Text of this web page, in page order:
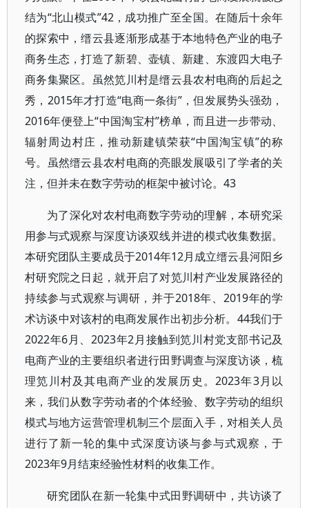
结为“北山模式”42，成功推广至全国。在随后十余年
的探索中，缙云县逐渐形成基于本地特色产业的电子
商务生态，打造了新碧、壶镇、新建、东渡四大电子
商务集聚区。虽然笕川村是缙云县农村电商的后起之
秀，2015年才打造“电商一条街”，但发展势头强劲，
2016年便登上“中国淘宝村”榜单，而且进一步带动、
辐射周边村庄，推动新建镇荣获“中国淘宝镇”的称
号。虽然缙云县农村电商的亮眼发展吸引了学者的关
注，但并未在数字劳动的框架中被讨论。43
为了深化对农村电商数字劳动的理解，本研究采
用参与式观察与深度访谈双线并进的模式收集数据。
本研究团队主要成员于2014年12月成立缙云县河阳乡
村研究院之日起，就开启了对笕川村产业发展路径的
持续参与式观察与调研，并于2018年、2019年的学
术访谈中对该村的电商发展作出初步分析。44我们于
2022年6月、2023年2月接触到笕川村党支部书记及
电商产业的主要组织者进行田野调查与深度访谈，梳
理笕川村及其电商产业的发展历史。2023年3月以
来，我们从数字劳动者的个体经验、数字劳动的组织
模式与地方运营管理机制三个层面入手，对相关人员
进行了新一轮的集中式深度访谈与参与式观察，于
2023年9月结束经验性材料的收集工作。
研究团队在新一轮集中式田野调研中，共访谈了